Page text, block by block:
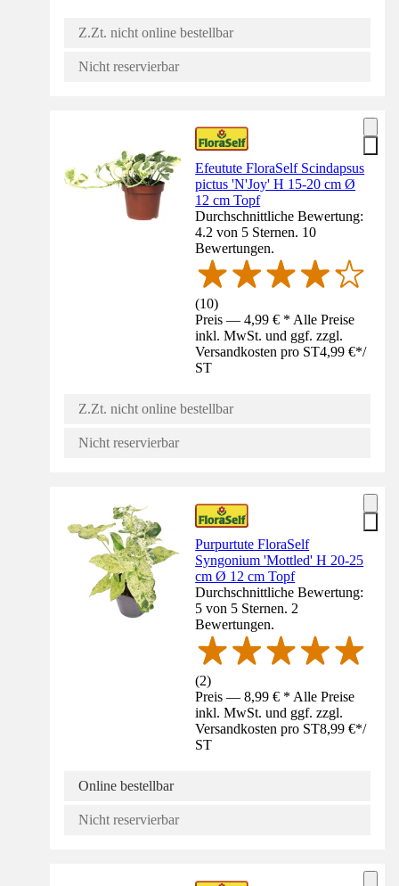
Z.Zt. nicht online bestellbar
Nicht reservierbar
Efeutute FloraSelf Scindapsus
pictus 'N'Joy' H 15-20 cm Ø
12 cm Topf
Durchschnittliche Bewertung:
4.2 von 5 Sternen. 10
Bewertungen.
(10)
Preis — 4,99 € * Alle Preise
inkl. MwSt. und ggf. zzgl.
Versandkosten pro ST4,99 €*/
ST
Z.Zt. nicht online bestellbar
Nicht reservierbar
Purpurtute FloraSelf
Syngonium 'Mottled' H 20-25
cm Ø 12 cm Topf
Durchschnittliche Bewertung:
5 von 5 Sternen. 2
Bewertungen.
(2)
Preis — 8,99 € * Alle Preise
inkl. MwSt. und ggf. zzgl.
Versandkosten pro ST8,99 €*/
ST
Online bestellbar
Nicht reservierbar